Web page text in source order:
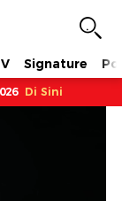
Signature
Di Sini